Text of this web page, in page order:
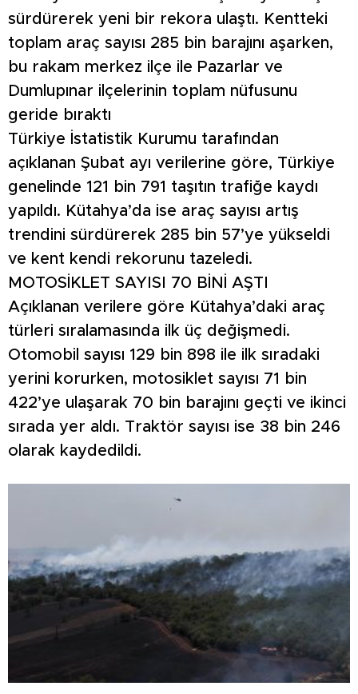
sürdürerek yeni bir rekora ulaştı. Kentteki
toplam araç sayısı 285 bin barajını aşarken,
bu rakam merkez ilçe ile Pazarlar ve
Dumlupınar ilçelerinin toplam nüfusunu
geride bıraktı
Türkiye İstatistik Kurumu tarafından
açıklanan Şubat ayı verilerine göre, Türkiye
genelinde 121 bin 791 taşıtın trafiğe kaydı
yapıldı. Kütahya’da ise araç sayısı artış
trendini sürdürerek 285 bin 57’ye yükseldi
ve kent kendi rekorunu tazeledi.
MOTOSİKLET SAYISI 70 BİNİ AŞTI
Açıklanan verilere göre Kütahya’daki araç
türleri sıralamasında ilk üç değişmedi.
Otomobil sayısı 129 bin 898 ile ilk sıradaki
yerini korurken, motosiklet sayısı 71 bin
422’ye ulaşarak 70 bin barajını geçti ve ikinci
sırada yer aldı. Traktör sayısı ise 38 bin 246
olarak kaydedildi.